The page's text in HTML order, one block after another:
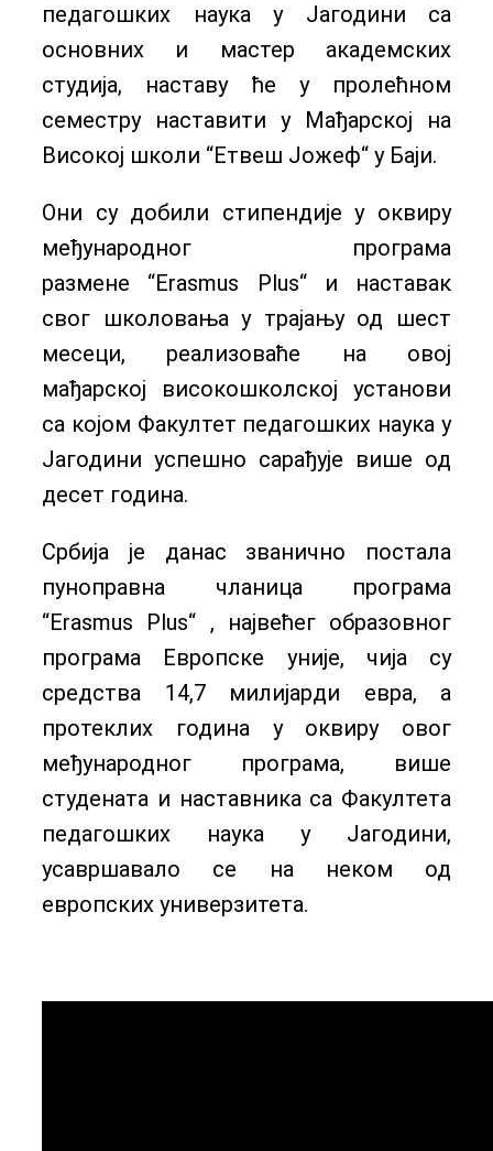
педагошких наука у Јагодини са
основних и мастер академских
студија, наставу ће у пролећном
семестру наставити у Мађарској на
Високој школи “Етвеш Јожеф“ у Баји.
Они су добили стипендије у оквиру
међународног програма
размене “Erasmus Plus“ и наставак
свог школовања у трајању од шест
месеци, реализоваће на овој
мађарској високошколској установи
са којом Факултет педагошких наука у
Јагодини успешно сарађује више од
десет година.
Србија је данас званично постала
пуноправна чланица програма
“Erasmus Plus“ , највећег образовног
програма Европске уније, чија су
средства 14,7 милијарди евра, а
протеклих година у оквиру овог
међународног програма, више
студената и наставника са Факултета
педагошких наука у Јагодини,
усавршавало се на неком од
европских универзитета.